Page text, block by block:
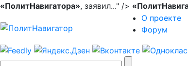
«ПолитНавигатора», заявил..." />
О проекте
Форум